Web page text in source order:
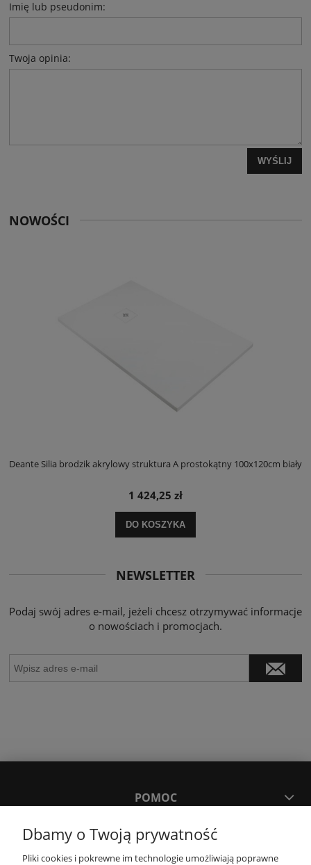
Imię lub pseudonim:
Twoja opinia:
WYŚLIJ
NOWOŚCI
Deante Silia brodzik akrylowy struktura A prostokątny 100x120cm biały
1 424,25 zł
DO KOSZYKA
NEWSLETTER
Podaj swój adres e-mail, jeżeli chcesz otrzymywać informacje
o nowościach i promocjach.
POMOC
MOJE KONTO
Dbamy o Twoją prywatność
Pliki cookies i pokrewne im technologie umożliwiają poprawne